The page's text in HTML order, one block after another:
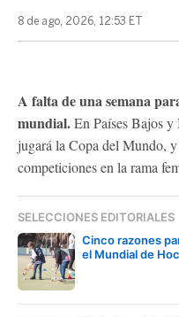
8 de ago, 2026, 12:53 ET
A falta de una semana
mundial.En Países Bajos y
jugará la Copa del Mundo,
competiciones en la rama
SELECCIONES EDITORIALES
Cinco razones
el Mundial de